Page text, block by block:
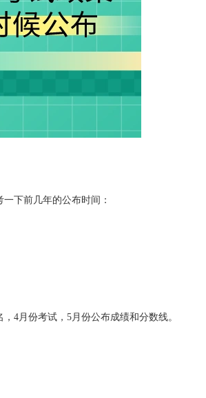
下前几年的公布时间：
4月份考试，5月份公布成绩和分数线。